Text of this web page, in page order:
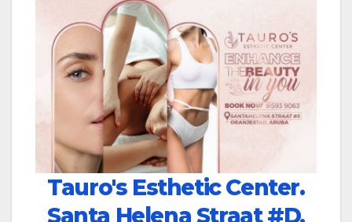
Tauro's Esthetic Center.
Santa Helena Straat #D,